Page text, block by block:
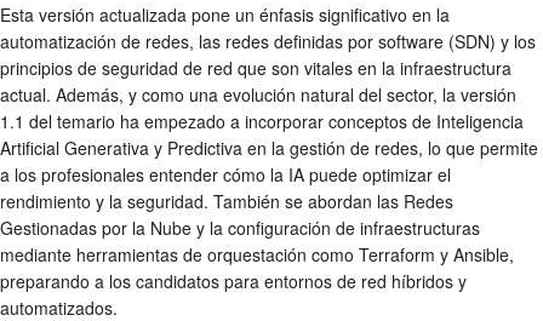
Esta versión actualizada pone un énfasis significativo en la
automatización de redes, las redes definidas por software (SDN) y los
principios de seguridad de red que son vitales en la infraestructura
actual. Además, y como una evolución natural del sector, la versión
1.1 del temario ha empezado a incorporar conceptos de Inteligencia
Artificial Generativa y Predictiva en la gestión de redes, lo que permite
a los profesionales entender cómo la IA puede optimizar el
rendimiento y la seguridad. También se abordan las Redes
Gestionadas por la Nube y la configuración de infraestructuras
mediante herramientas de orquestación como Terraform y Ansible,
preparando a los candidatos para entornos de red híbridos y
automatizados.